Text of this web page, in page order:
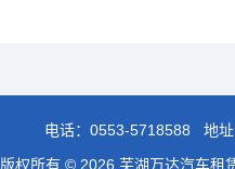
电话： 0553-5718588
地
版权所有 © 2026 芜湖万达汽车租